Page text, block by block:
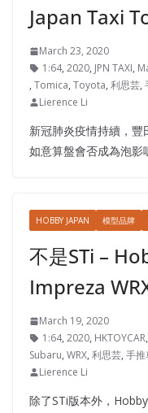
Japan Taxi
March 23, 2020
1:64, 2020, JPN TAXI,
, Tomica, Toyota, 利思芸,
Lierence Li
新冠肺炎疫情持續，豐
如意算盤會否成為泡影
HOBBY JAPAN 模型品牌
不是STi –
Impreza
March 19, 2020
1:64, 2020, HKTOYCAR,
Subaru, WRX, 利思芸, 手推
Lierence Li
除了STi版本外，